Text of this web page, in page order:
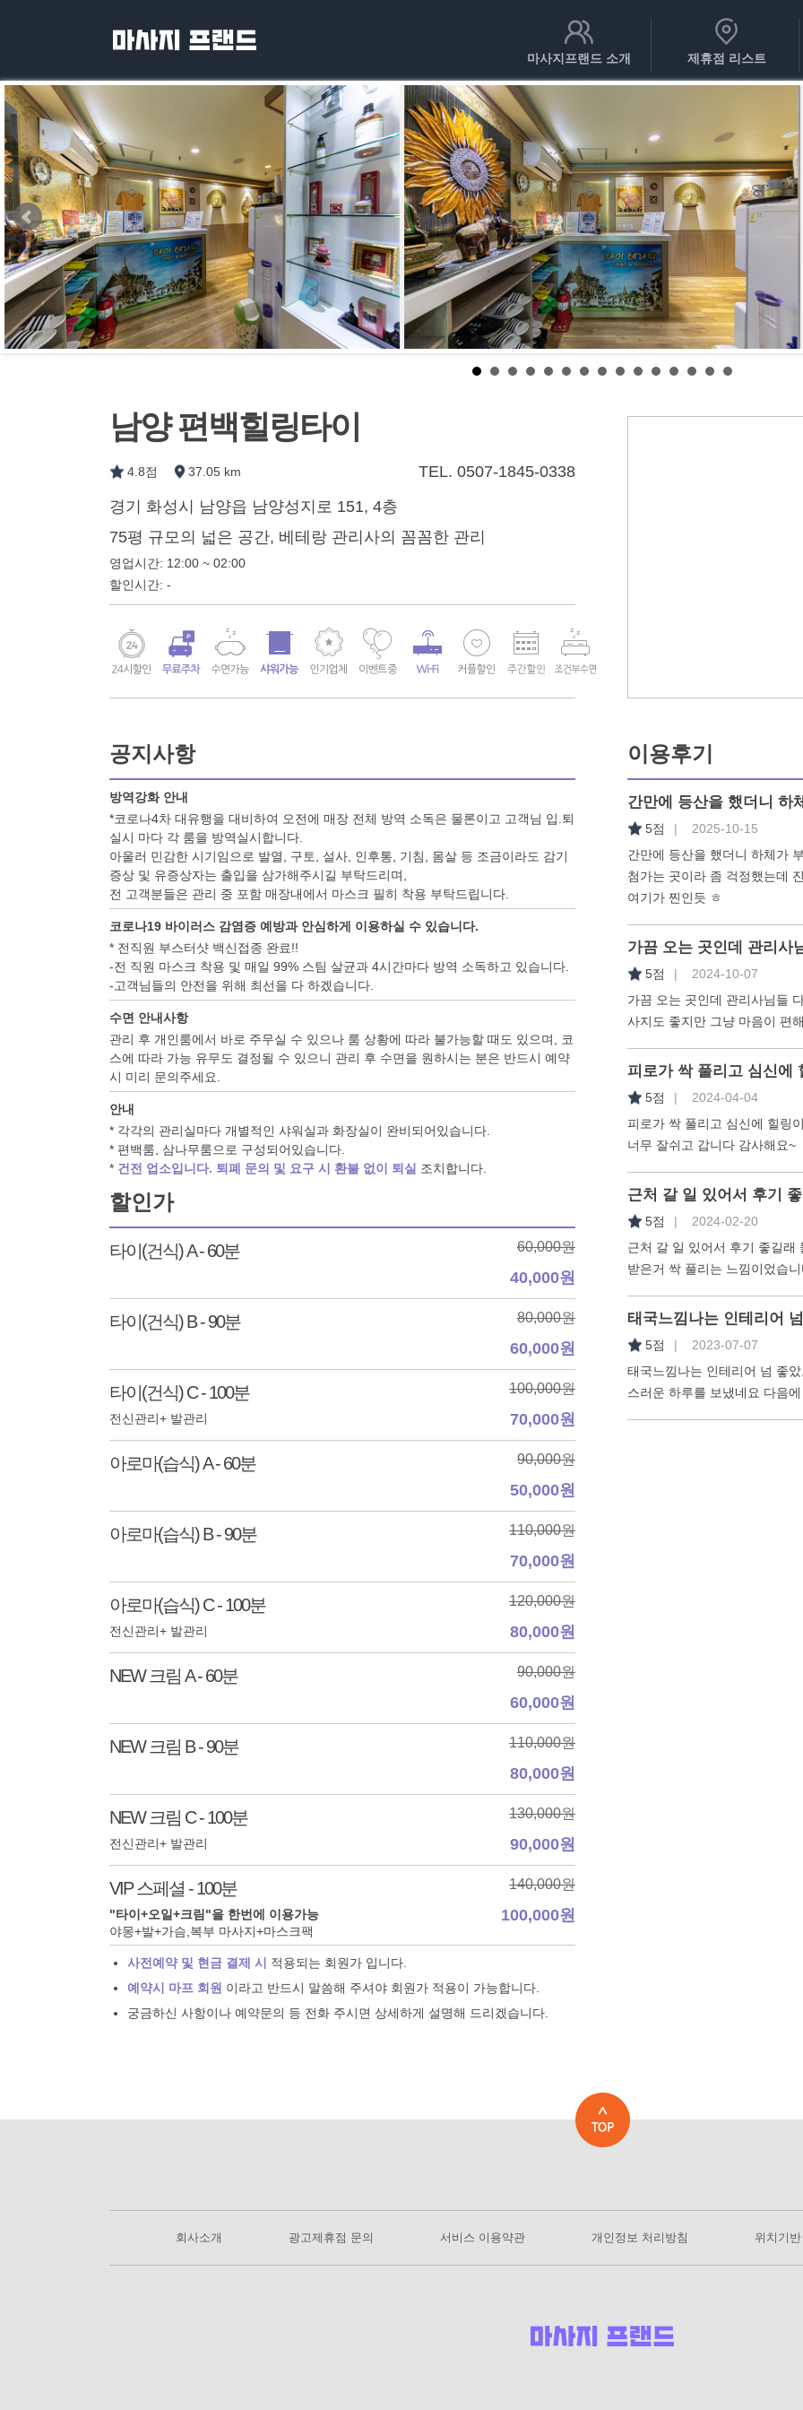
마사지프랜드 소개 제휴점 리스트
남양 편백힐링타이
4.8점 37.05 km TEL. 0507-1845-0338
경기 화성시 남양읍 남양성지로 151, 4층
75평 규모의 넓은 공간, 베테랑 관리사의 꼼꼼한 관리
영업시간: 12:00 ~ 02:00
할인시간: -
공지사항
방역강화 안내
*코로나4차 대유행을 대비하여 오전에 매장 전체 방역 소독은 물론이고 고객님 입.퇴
실시 마다 각 룸을 방역실시합니다.
아울러 민감한 시기임으로 발열, 구토, 설사, 인후통, 기침, 몸살 등 조금이라도 감기
증상 및 유증상자는 출입을 삼가해주시길 부탁드리며,
전 고객분들은 관리 중 포함 매장내에서 마스크 필히 착용 부탁드립니다.
코로나19 바이러스 감염증 예방과 안심하게 이용하실 수 있습니다.
* 전직원 부스터샷 백신접종 완료!!
-전 직원 마스크 착용 및 매일 99% 스팀 살균과 4시간마다 방역 소독하고 있습니다.
-고객님들의 안전을 위해 최선을 다 하겠습니다.
수면 안내사항
관리 후 개인룸에서 바로 주무실 수 있으나 룸 상황에 따라 불가능할 때도 있으며, 코
스에 따라 가능 유무도 결정될 수 있으니 관리 후 수면을 원하시는 분은 반드시 예약
시 미리 문의주세요.
안내
* 각각의 관리실마다 개별적인 샤워실과 화장실이 완비되어있습니다.
* 편백룸, 삼나무룸으로 구성되어있습니다.
* 건전 업소입니다. 퇴폐 문의 및 요구 시 환불 없이 퇴실 조치합니다.
할인가
60,000원
40,000원
타이(건식) A - 60분
80,000원
60,000원
타이(건식) B - 90분
100,000원
70,000원
타이(건식) C - 100분
전신관리+ 발관리
90,000원
50,000원
아로마(습식) A - 60분
110,000원
70,000원
아로마(습식) B - 90분
120,000원
80,000원
아로마(습식) C - 100분
전신관리+ 발관리
90,000원
60,000원
NEW 크림 A - 60분
110,000원
80,000원
NEW 크림 B - 90분
130,000원
90,000원
NEW 크림 C - 100분
전신관리+ 발관리
140,000원
100,000원
VIP 스페셜 - 100분
"타이+오일+크림"을 한번에 이용가능
야몽+발+가슴,복부 마사지+마스크팩
사전예약 및 현금 결제 시
적용되는 회원가 입니다.
예약시 마프 회원 이라고 반드시 말씀해 주셔야 회원가 적용이 가능합니다.
궁금하신 사항이나 예약문의 등 전화 주시면 상세하게 설명해 드리겠습니다.
이용후기
간만에 등산을 했더니 하
5점
| 2025-10-15
간만에 등산을 했더니 하체가
첨가는 곳이라 좀 걱정했는데
여기가 찐인듯 ㅎ
가끔 오는 곳인데 관리사
5점
| 2024-10-07
가끔 오는 곳인데 관리사님들
사지도 좋지만 그냥 마음이 편
피로가 싹 풀리고 심신에
5점
| 2024-04-04
피로가 싹 풀리고 심신에 힐링
너무 잘쉬고 갑니다 감사해요~
근처 갈 일 있어서 후기
5점
| 2024-02-20
근처 갈 일 있어서 후기 좋길래
받은거 싹 풀리는 느낌이었습
태국느낌나는 인테리어
5점
| 2023-07-07
태국느낌나는 인테리어 넘 좋
스러운 하루를 보냈네요 다음
회사소개 광고제휴점 문의 서비스 이용약관 개인정보 처리방침 위치기